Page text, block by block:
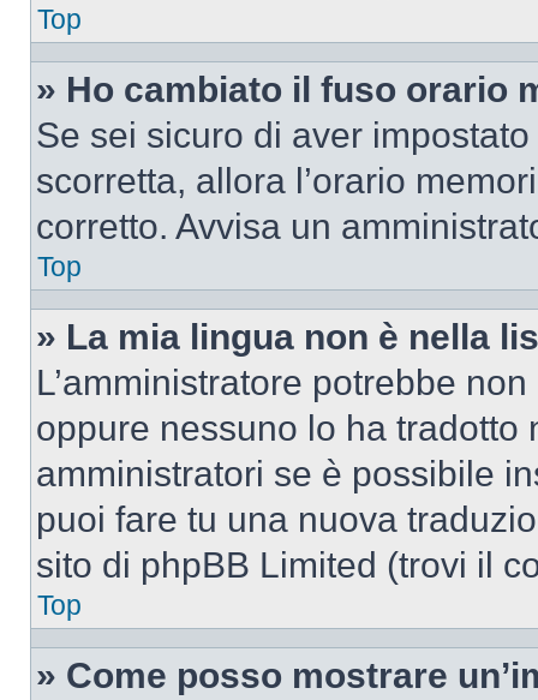
Top
» Ho cambiato il fuso orario
Se sei sicuro di aver
scorretta, allora l’orario
corretto. Avvisa un
Top
» La mia lingua non è nella
L’amministratore potrebbe
oppure nessuno lo ha
amministratori se è possibile
puoi fare tu una nuova
sito di phpBB Limited (trovi il
Top
» Come posso mostrare